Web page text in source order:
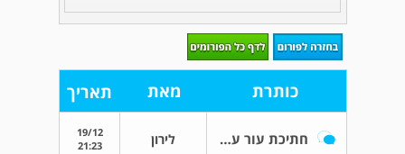
כותרת מאת תאריך
חתיכת עור על קצה הפטמה לירון
19/12
21:23